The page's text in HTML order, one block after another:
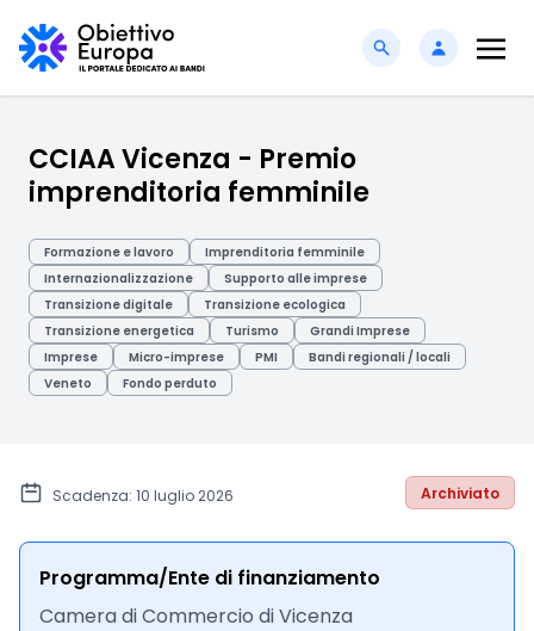
CCIAA Vicenza - Premio
imprenditoria femminile
Formazione e lavoro
Imprenditoria femminile
Internazionalizzazione
Supporto alle imprese
Transizione digitale
Transizione ecologica
Transizione energetica
Turismo
Grandi Imprese
Imprese
Micro-imprese PMI
Bandi regionali / locali
Veneto
Fondo perduto
Scadenza: 10 luglio 2026 Archiviato
Programma/Ente di finanziamento
Camera di Commercio di Vicenza